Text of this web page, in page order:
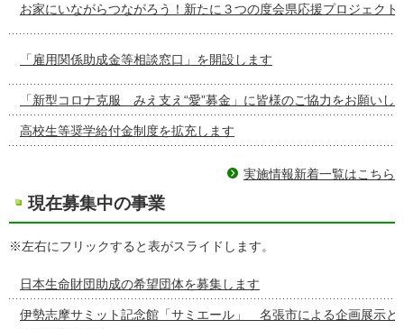
お家にいながらつながろう！新たに３つの度会県応援プロジェクト
「雇用関係助成金等相談窓口」を開設します
「新型コロナ克服 みえ支え“愛”募金」に皆様のご協力をお願いし
高校生等奨学給付金制度を拡充します
実施情報新着一覧はこちら
現在募集中の事業
※左右にフリックすると表がスライドします。
日本生命財団助成の希望団体を募集します
伊勢志摩サミット記念館「サミエール」 名張市による企画展示と